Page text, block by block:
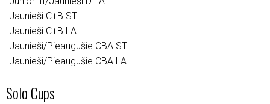
Jaunieši C+B ST
Jaunieši C+B LA
Jaunieši/Pieaugušie CBA ST
Jaunieši/Pieaugušie CBA LA
Solo Cups